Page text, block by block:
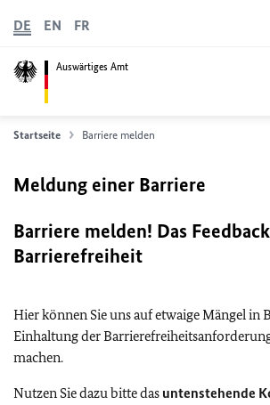
Auswärtiges Amt
DE EN FR
Startseite Barriere melden
Meldung einer Barriere
Barriere melden! Das
Barrierefreiheit
Hier können Sie uns auf etwaige Mängel in
Einhaltung der
machen.
Nutzen Sie dazu bitte das untenstehende